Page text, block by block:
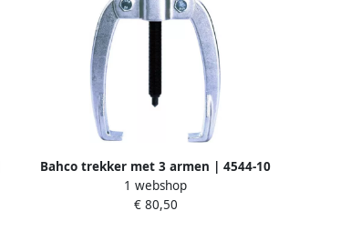
Bahco trekker met 3 armen | 4544-10
1 webshop
€ 80,50